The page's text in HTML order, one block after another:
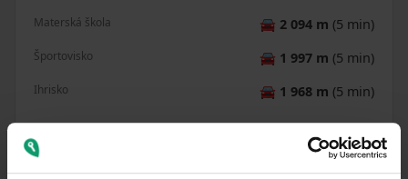
Materská škola 🚘 2 094 m (5 min)
Športovisko 🚘 1 997 m (5 min)
Ihrisko 🚘 1 968 m (5 min)
Vzdialenosť k